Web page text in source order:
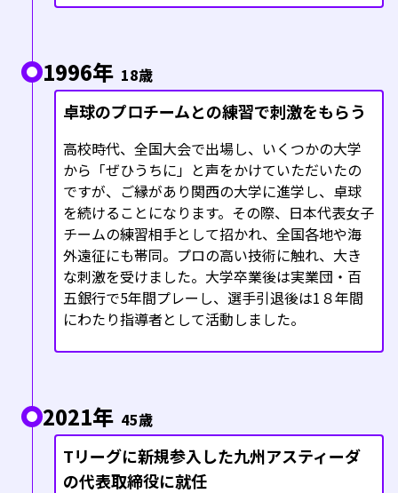
1996年 18歳
卓球のプロチームとの練習で刺激をもらう
高校時代、全国大会で出場し、いくつかの大学
から「ぜひうちに」と声をかけていただいたの
ですが、ご縁があり関西の大学に進学し、卓球
を続けることになります。その際、日本代表女子
チームの練習相手として招かれ、全国各地や海
外遠征にも帯同。プロの高い技術に触れ、大き
な刺激を受けました。大学卒業後は実業団・百
五銀行で5年間プレーし、選手引退後は1８年間
にわたり指導者として活動しました。
2021年 45歳
Tリーグに新規参入した九州アスティーダ
の代表取締役に就任